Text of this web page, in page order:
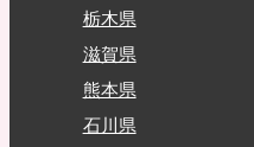
栃木県
滋賀県
熊本県
石川県